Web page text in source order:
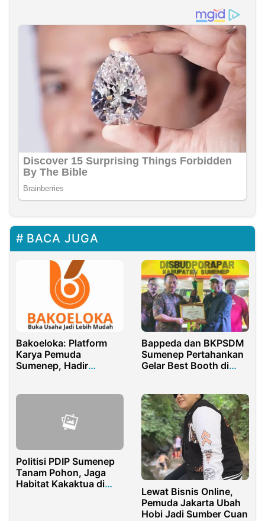
BACA JUGA
Bakoeloka: Platform
Karya Pemuda
Sumenep, Hadir
Bappeda dan BKPSDM
Sumenep Pertahankan
Gelar Best Booth di
Politisi PDIP Sumenep
Tanam Pohon, Jaga
Habitat Kakaktua di
Lewat Bisnis Online,
Pemuda Jakarta Ubah
Hobi Jadi Sumber Cuan